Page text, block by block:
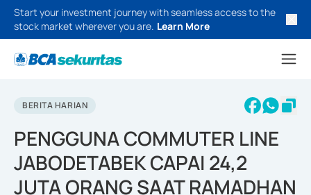
Start your investment journey with seamless access to the
stock market wherever you are. Learn More
BERITA HARIAN
PENGGUNA COMMUTER LINE
JABODETABEK CAPAI 24,2
JUTA ORANG SAAT RAMADHAN